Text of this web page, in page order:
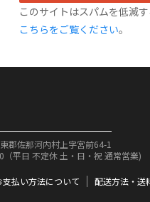
このサイトはスパムを低減
こちらをご覧ください。
郡佐那河内村上字宮前64-1
平日 不定休 土・日・祝 通常営業)
支払い方法について 配送方法・送